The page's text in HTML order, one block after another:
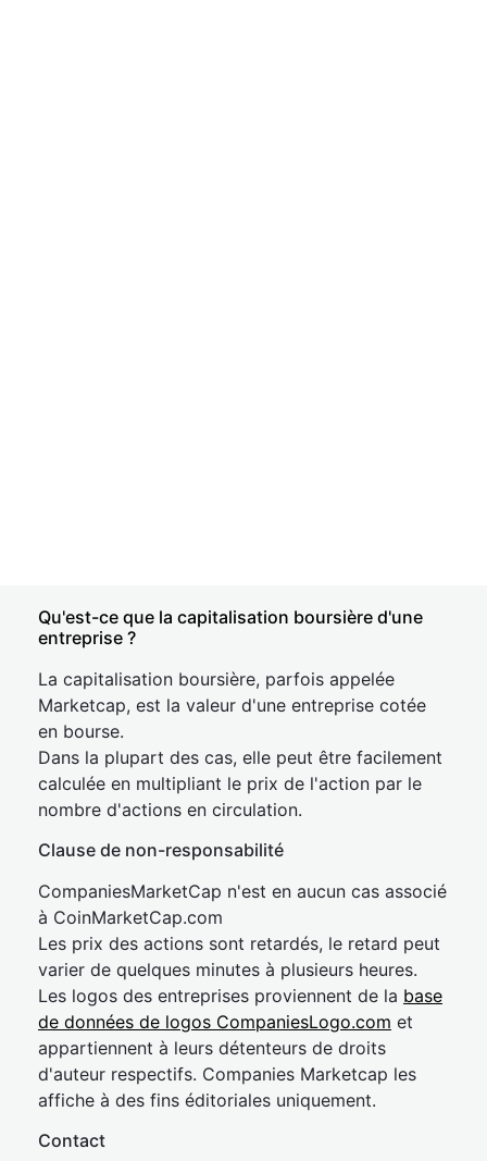
Qu'est-ce que la capitalisation boursière d'une
entreprise ?
La capitalisation boursière, parfois appelée
Marketcap, est la valeur d'une entreprise cotée
en bourse.
Dans la plupart des cas, elle peut être facilement
calculée en multipliant le prix de l'action par le
nombre d'actions en circulation.
Clause de non-responsabilité
CompaniesMarketCap n'est en aucun cas associé
à CoinMarketCap.com
Les prix des actions sont retardés, le retard peut
varier de quelques minutes à plusieurs heures.
Les logos des entreprises proviennent de la base
de données de logos CompaniesLogo.com et
appartiennent à leurs détenteurs de droits
d'auteur respectifs. Companies Marketcap les
affiche à des fins éditoriales uniquement.
Contact